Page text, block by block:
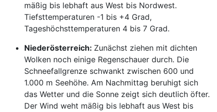
mäßig bis lebhaft aus West bis Nordwest.
Tiefsttemperaturen -1 bis +4 Grad,
Tageshöchsttemperaturen 4 bis 7 Grad.
Niederösterreich: Zunächst ziehen mit dichten
Wolken noch einige Regenschauer durch. Die
Schneefallgrenze schwankt zwischen 600 und
1.000 m Seehöhe. Am Nachmittag beruhigt sich
das Wetter und die Sonne zeigt sich deutlich öfter.
Der Wind weht mäßig bis lebhaft aus West bis